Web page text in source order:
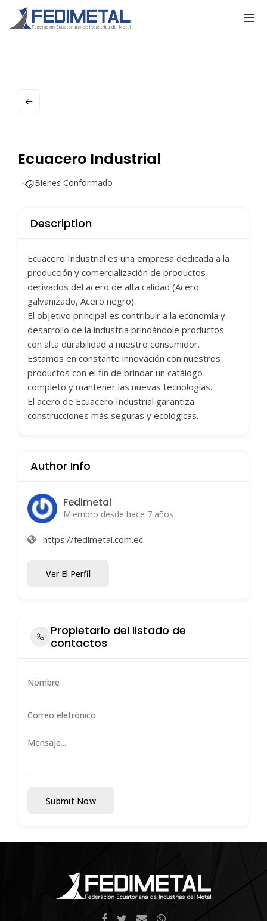
Ecuacero Industrial
Bienes Conformado
Description
Ecuacero Industrial es una empresa dedicada a la
producción y comercialización de productos
derivados del acero de alta calidad (Acero
galvanizado, Acero negro).
El objetivo principal es contribuir a la economía y
desarrollo de la industria brindándole productos
con alta durabilidad a nuestro consumidor.
Estamos en constante innovación con nuestros
productos con el fin de brindar un catálogo
completo y mantener las nuevas tecnologías.
El acero de Ecuacero Industrial garantiza
construcciones más seguras y ecológicas.
Author Info
Fedimetal
Miembro desde hace 7 años
https://fedimetal.com.ec
Ver El Perfil
Propietario del listado de
contactos
Submit Now